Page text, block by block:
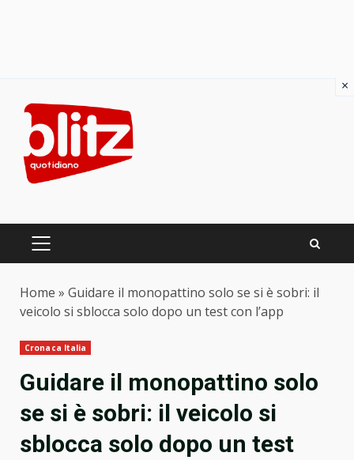
content
PRIMARY
Home » Guidare il monopattino solo se si è sobri: il
veicolo si sblocca solo dopo un test con l’app
Cronaca Italia
Guidare il monopattino solo
se si è sobri: il veicolo si
sblocca solo dopo un test
×